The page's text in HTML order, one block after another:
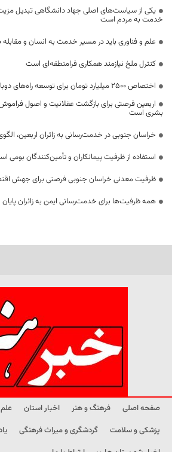
یکی از سیاست‌های اصلی جهاد دانشگاهی تبدیل
خدمت به مردم است
علم و فناوری باید در مسیر خدمت به انسان و مقابله
کنترل ملخ نیازمند همکاری فرامنطقه‌ای است
اختصاص 2500 میلیارد تومان برای توسعه راه‌های دوبانده خراسان جنوبی
اربعین فرصتی برای بازگشت عقلانیت و اصول
بشری است
خراسان جنوبی در خدمت‌رسانی به زائران اربعین،
استفاده از ظرفیت پیمانکاران و تأمین‌کنندگان بومی
ظرفیت معدنی خراسان جنوبی فرصتی برای جهش
همه ظرفیت‌ها برای خدمت‌رسانی ایمن به زائران
صفحه اصلی فرهنگ و هنر اخبار استان
پزشکی و سلامت
گردشگری و میراث فرهنگی